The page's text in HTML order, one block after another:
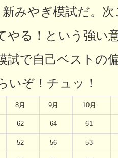
みやぎ模試だ。
やる！という強い
試で自己ベストの
いぞ！チュッ！
8月 9月 10月
62 64 61
52 56 53